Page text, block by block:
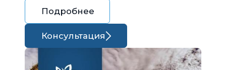
Подробнее
Консультация